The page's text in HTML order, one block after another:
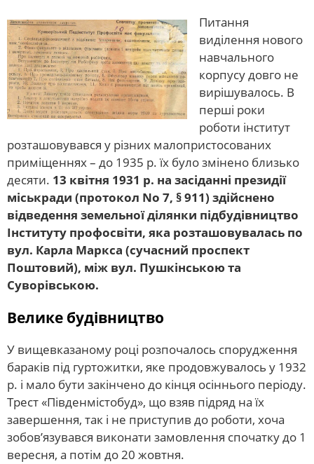
Питання
виділення нового
навчального
корпусу довго не
вирішувалось. В
перші роки
роботи інститут
розташовувався у різних малопристосованих
приміщеннях – до 1935 р. їх було змінено близько
десяти. 13 квітня 1931 р. на засіданні президії
міськради (протокол No 7, § 911) здійснено
відведення земельної ділянки підбудівництво
Інституту профосвіти, яка розташовувалась по
вул. Карла Маркса (сучасний проспект
Поштовий), між вул. Пушкінською та
Суворівською.
Велике будівництво
У вищевказаному році розпочалось спорудження
бараків під гуртожитки, яке продовжувалось у 1932
р. і мало бути закінчено до кінця осіннього періоду.
Трест «Південмістобуд», що взяв підряд на їх
завершення, так і не приступив до роботи, хоча
зобов’язувався виконати замовлення спочатку до 1
вересня, а потім до 20 жовтня.